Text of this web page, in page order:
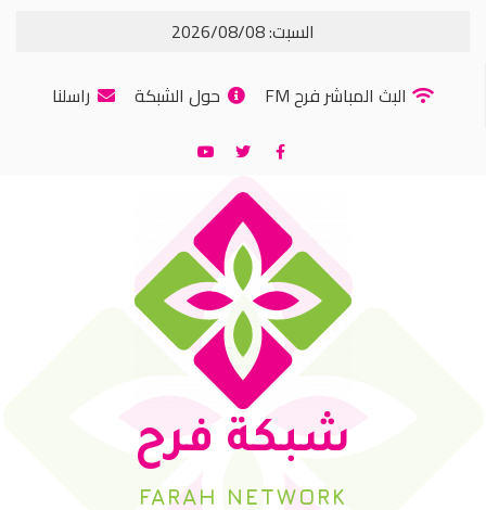
السبت: 2026/08/08
البث المباشر فرح FM
حول الشبكة راسلنا
شبكة فرح
FARAH NETWORK